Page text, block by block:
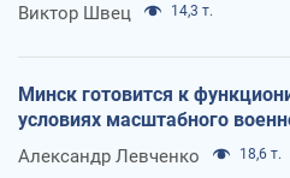
Виктор Швец 14,3 т.
Минск готовится к
условиях масштабного
Александр Левченко 18,6 т.